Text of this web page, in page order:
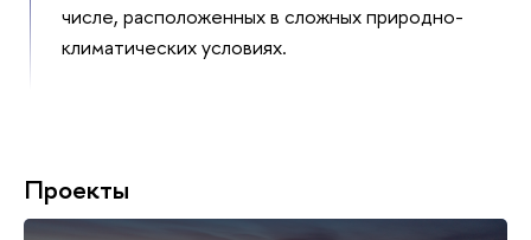
числе, расположенных в сложных природно-
климатических условиях.
Проекты